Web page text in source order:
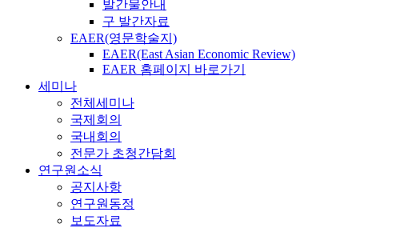
발간물안내
구 발간자료
EAER(영문학술지)
EAER(East Asian Economic Review)
EAER 홈페이지 바로가기
세미나
전체세미나
국제회의
국내회의
전문가 초청간담회
연구원소식
공지사항
연구원동정
보도자료